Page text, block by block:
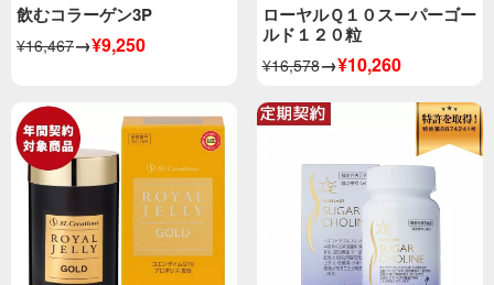
飲むコラーゲン3P
¥16,467→¥9,250
ローヤルＱ１０スーパーゴー
ルド１２０粒
¥16,578→¥10,260